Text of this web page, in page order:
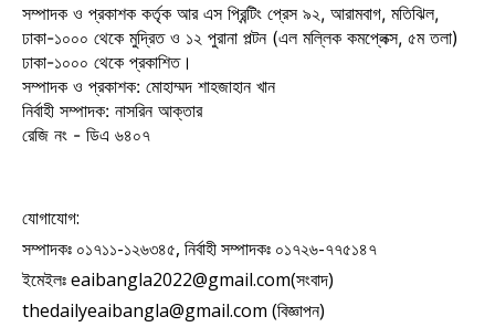
সম্পাদক ও প্রকাশক কর্তৃক আর এস প্রিন্টিং প্রেস ৯২, আরামবাগ, মতিঝিল,
ঢাকা-১০০০ থেকে মুদ্রিত ও ১২ পুরানা পল্টন (এল মল্লিক কমপ্লেক্স, ৫ম তলা)
ঢাকা-১০০০ থেকে প্রকাশিত।
সম্পাদক ও প্রকাশক: মোহাম্মদ শাহজাহান খান
নির্বাহী সম্পাদক: নাসরিন আক্তার
রেজি নং - ডিএ ৬৪০৭
যোগাযোগ:
সম্পাদকঃ ০১৭১১-১২৬৩৪৫, নির্বাহী সম্পাদকঃ ০১৭২৬-৭৭৫১৪৭
ইমেইলঃ eaibangla2022@gmail.com(সংবাদ)
thedailyeaibangla@gmail.com (বিজ্ঞাপন)